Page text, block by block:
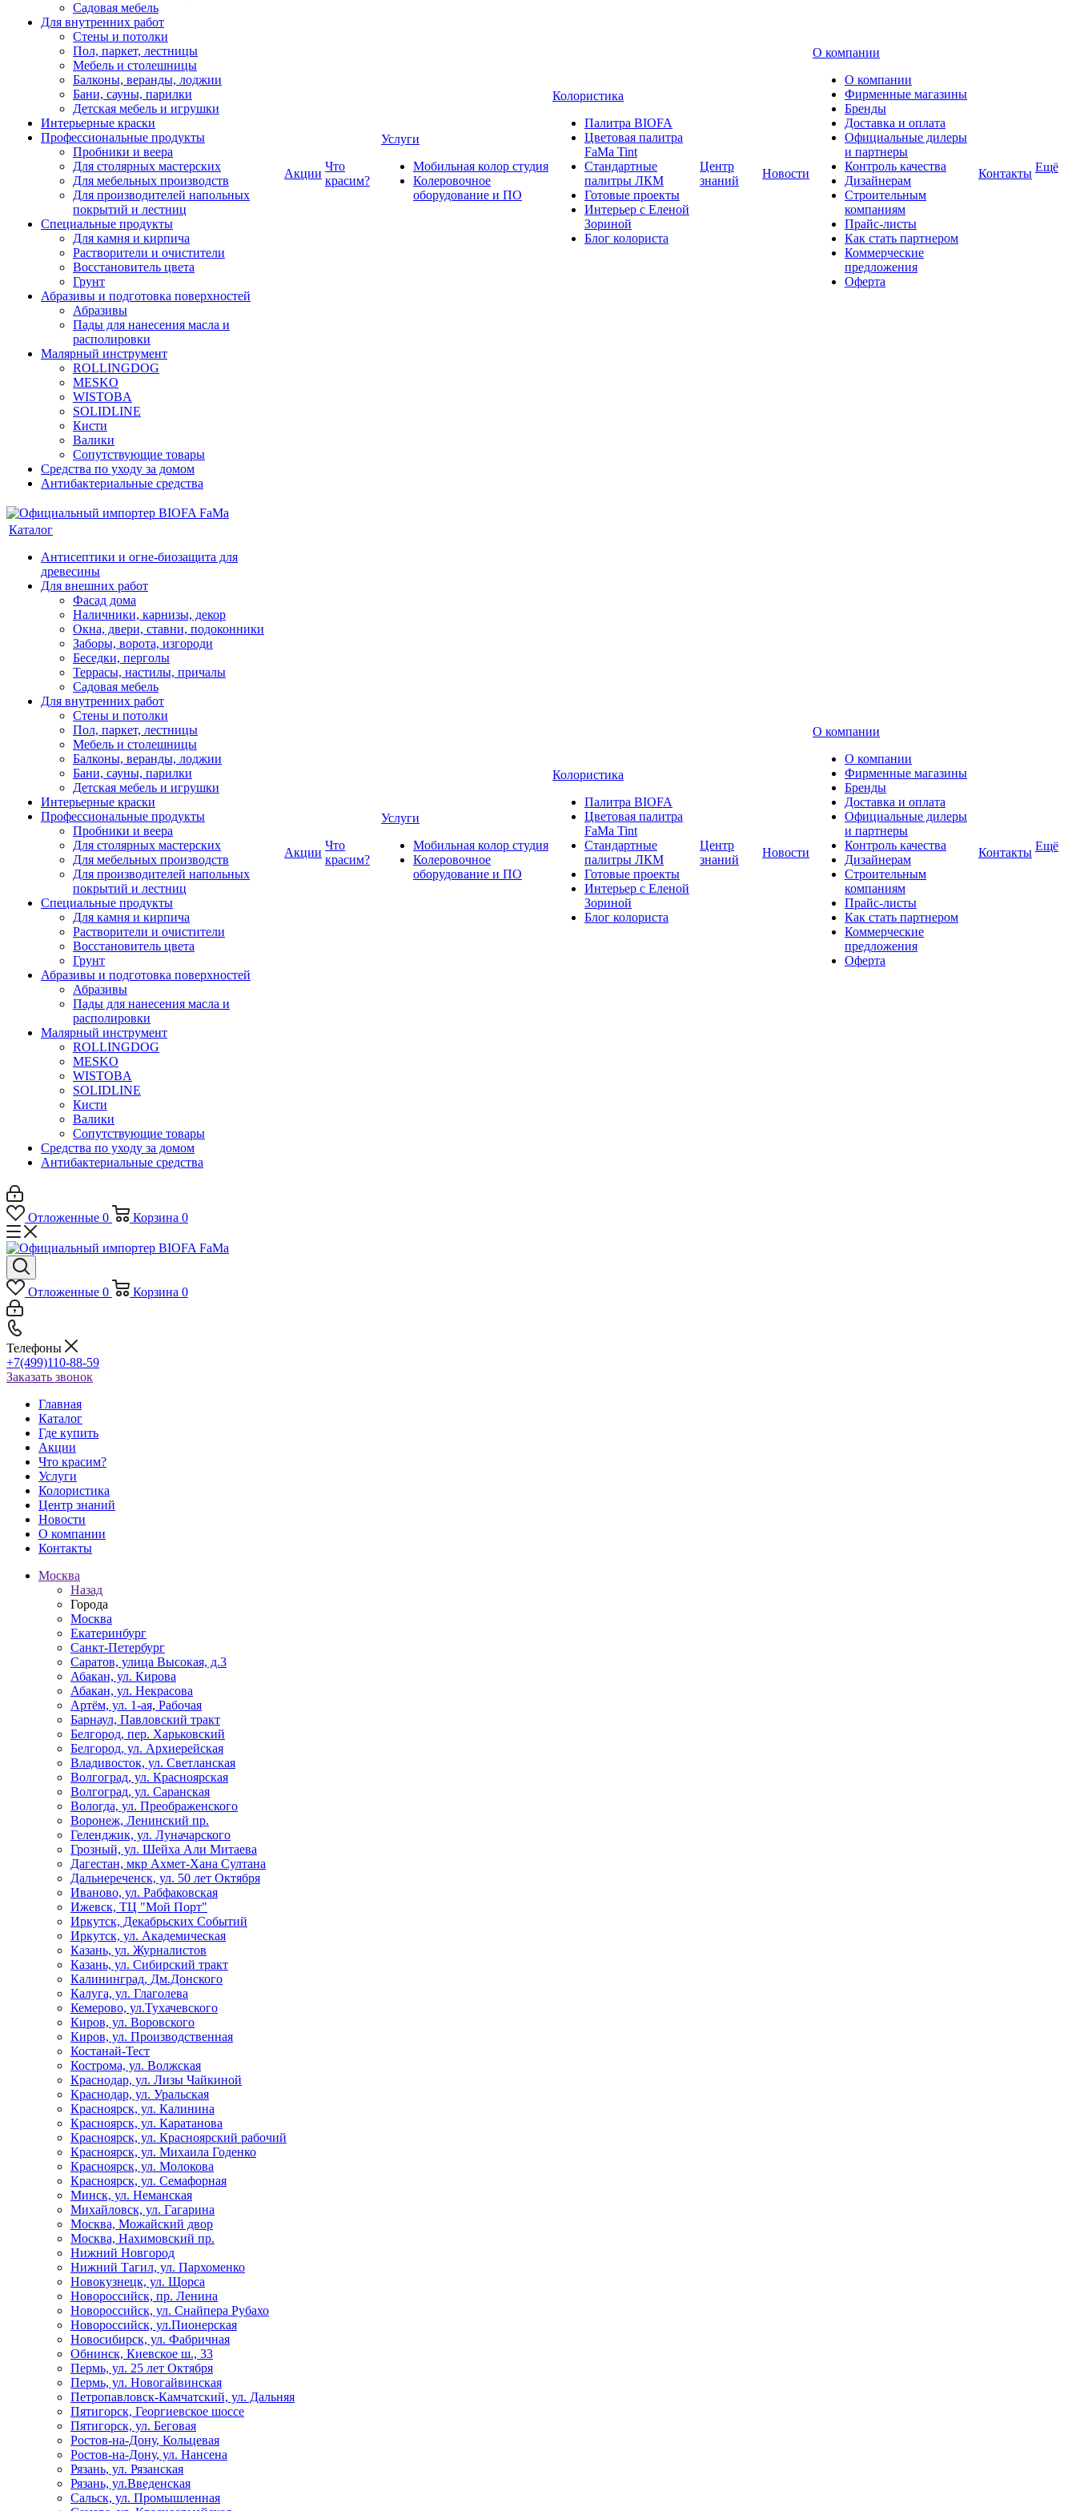
Садовая мебель
Для внутренних работ
Стены и потолки
Пол, паркет, лестницы
Мебель и столешницы
Балконы, веранды, лоджии
Бани, сауны, парилки
Детская мебель и игрушки
Интерьерные краски
Профессиональные продукты
Пробники и веера
Для столярных мастерских
Для мебельных производств
Для производителей напольных
покрытий и лестниц
Специальные продукты
Для камня и кирпича
Растворители и очистители
Восстановитель цвета
Грунт
Абразивы и подготовка поверхностей
Абразивы
Пады для нанесения масла и
располировки
Малярный инструмент
ROLLINGDOG
MESKO
WISTOBA
SOLIDLINE
Кисти
Валики
Сопутствующие товары
Средства по уходу за домом
Антибактериальные средства
Акции
Что
красим?
Услуги
Мобильная колор студия
Колеровочное
оборудование и ПО
Колористика
Палитра BIOFA
Цветовая палитра
FaMa Tint
Стандартные
палитры ЛКМ
Готовые проекты
Интерьер с Еленой
Зориной
Блог колориста
Центр
знаний
Новости
О компании
О компании
Фирменные магазины
Бренды
Доставка и оплата
Официальные дилеры
и партнеры
Контроль качества
Дизайнерам
Строительным
компаниям
Прайс-листы
Как стать партнером
Коммерческие
предложения
Оферта
Контакты Ещё
Каталог
Антисептики и огне-биозащита для
древесины
Для внешних работ
Фасад дома
Наличники, карнизы, декор
Окна, двери, ставни, подоконники
Заборы, ворота, изгороди
Беседки, перголы
Террасы, настилы, причалы
Садовая мебель
Для внутренних работ
Стены и потолки
Пол, паркет, лестницы
Мебель и столешницы
Балконы, веранды, лоджии
Бани, сауны, парилки
Детская мебель и игрушки
Интерьерные краски
Профессиональные продукты
Пробники и веера
Для столярных мастерских
Для мебельных производств
Для производителей напольных
покрытий и лестниц
Специальные продукты
Для камня и кирпича
Растворители и очистители
Восстановитель цвета
Грунт
Абразивы и подготовка поверхностей
Абразивы
Пады для нанесения масла и
располировки
Малярный инструмент
ROLLINGDOG
MESKO
WISTOBA
SOLIDLINE
Кисти
Валики
Сопутствующие товары
Средства по уходу за домом
Антибактериальные средства
Акции
Что
красим?
Услуги
Мобильная колор студия
Колеровочное
оборудование и ПО
Колористика
Палитра BIOFA
Цветовая палитра
FaMa Tint
Стандартные
палитры ЛКМ
Готовые проекты
Интерьер с Еленой
Зориной
Блог колориста
Центр
знаний
Новости
О компании
О компании
Фирменные магазины
Бренды
Доставка и оплата
Официальные дилеры
и партнеры
Контроль качества
Дизайнерам
Строительным
компаниям
Прайс-листы
Как стать партнером
Коммерческие
предложения
Оферта
Контакты Ещё
Отложенные 0 Корзина 0
Отложенные 0 Корзина 0
Телефоны
+7(499)110-88-59
Заказать звонок
Главная
Каталог
Где купить
Акции
Что красим?
Услуги
Колористика
Центр знаний
Новости
О компании
Контакты
Москва
Назад
Города
Москва
Екатеринбург
Санкт-Петербург
Саратов, улица Высокая, д.3
Абакан, ул. Кирова
Абакан, ул. Некрасова
Артём, ул. 1-ая, Рабочая
Барнаул, Павловский тракт
Белгород, пер. Харьковский
Белгород, ул. Архиерейская
Владивосток, ул. Светланская
Волгоград, ул. Красноярская
Волгоград, ул. Саранская
Вологда, ул. Преображенского
Воронеж, Ленинский пр.
Геленджик, ул. Луначарского
Грозный, ул. Шейха Али Митаева
Дагестан, мкр Ахмет-Хана Султана
Дальнереченск, ул. 50 лет Октября
Иваново, ул. Рабфаковская
Ижевск, ТЦ "Мой Порт"
Иркутск, Декабрьских Событий
Иркутск, ул. Академическая
Казань, ул. Журналистов
Казань, ул. Сибирский тракт
Калининград, Дм.Донского
Калуга, ул. Глаголева
Кемерово, ул.Тухачевского
Киров, ул. Воровского
Киров, ул. Производственная
Костанай-Тест
Кострома, ул. Волжская
Краснодар, ул. Лизы Чайкиной
Краснодар, ул. Уральская
Красноярск, ул. Калинина
Красноярск, ул. Каратанова
Красноярск, ул. Красноярский рабочий
Красноярск, ул. Михаила Годенко
Красноярск, ул. Молокова
Красноярск, ул. Семафорная
Минск, ул. Неманская
Михайловск, ул. Гагарина
Москва, Можайский двор
Москва, Нахимовский пр.
Нижний Новгород
Нижний Тагил, ул. Пархоменко
Новокузнецк, ул. Щорса
Новороссийск, пр. Ленина
Новороссийск, ул. Снайпера Рубахо
Новороссийск, ул.Пионерская
Новосибирск, ул. Фабричная
Обнинск, Киевское ш., 33
Пермь, ул. 25 лет Октября
Пермь, ул. Новогайвинская
Петропавловск-Камчатский, ул. Дальняя
Пятигорск, Георгиевское шоссе
Пятигорск, ул. Беговая
Ростов-на-Дону, Кольцевая
Ростов-на-Дону, ул. Нансена
Рязань, ул. Рязанская
Рязань, ул.Введенская
Сальск, ул. Промышленная